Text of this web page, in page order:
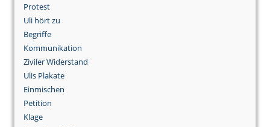
Protest
Uli hört zu
Begriffe
Kommunikation
Ziviler Widerstand
Ulis Plakate
Einmischen
Petition
Klage